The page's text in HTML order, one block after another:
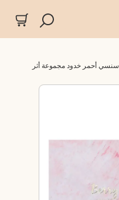
سنسي أحمر خدود مجموعة أثر